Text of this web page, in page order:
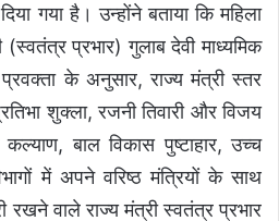
गया है। उन्होंने बताया कि महिला
(स्वतंत्र प्रभार) गुलाब देवी माध्यमिक
प्रवक्ता के अनुसार, राज्य मंत्री स्तर
शुक्ला, रजनी तिवारी और विजय
कल्याण, बाल विकास पुष्टाहार, उच्च
में अपने वरिष्ठ मंत्रियों के साथ
रखने वाले राज्य मंत्री स्वतंत्र प्रभार